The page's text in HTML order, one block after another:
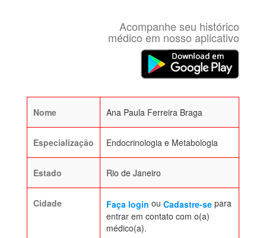
Acompanhe seu histórico
médico em nosso aplicativo
Nome Ana Paula Ferreira Braga
Especialização Endocrinologia e Metabologia
Estado Rio de Janeiro
Cidade Faça login ou Cadastre-se para
entrar em contato com o(a)
médico(a).